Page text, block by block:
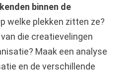
binnen de
welke plekken zitten ze?
die creatievelingen
Maak een analyse
en de verschillende